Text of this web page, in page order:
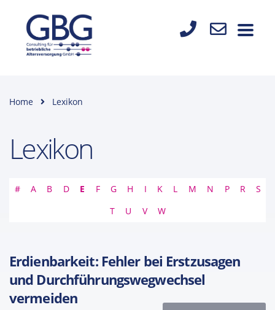
Home Lexikon
Lexikon
# A B D E F G H I K L M N P R
S
T
U V W
Erdienbarkeit: Fehler bei Erstzusagen
und Durchführungswegwechsel
vermeiden